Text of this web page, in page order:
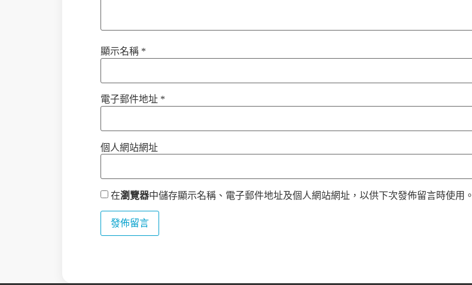
顯示名稱 *
電子郵件地址 *
個人網站網址
在瀏覽器中儲存顯示名稱、電子郵件地址及個人網站網址，以供下次發佈留言時使用。